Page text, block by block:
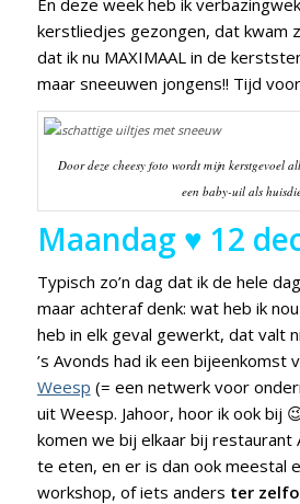
kerstliedjes gezongen, dat kwam
dat ik nu MAXIMAAL in de
maar sneeuwen jongens!! Tijd
Door deze cheesy foto wordt mijn kerstgevoel
een baby-uil als
Maandag ♥ 12
Typisch zo’n dag dat ik de hele
maar achteraf denk: wat heb ik
heb in elk geval gewerkt, dat valt
’s Avonds had ik een bijeenkomst
Weesp (= een netwerk voor
uit Weesp. Jahoor, hoor ik ook bij
komen we bij elkaar bij restaurant
te eten, en er is dan ook meestal
workshop, of iets anders ter